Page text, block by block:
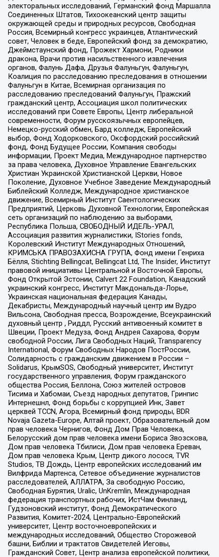
электоральных исследований, Германский фонд Маршалла
Соединенных Штатов, Тихоокеанский центр защиты
окружающей среды и природных ресурсов, Свободная
Россия, Всемирный конгресс украинцев, Атлантический
совет, Человек в беде, Европейский фонд за демократию,
Джеймстаунский фонд, Прожект Хармони, Родники
дракона, Врачи против насильственного извлечения
органов, Фалунь Дафа, Друзья Фалуньгун, Фалуньгун,
Коалиция по расследованию преследования в отношении
Фалуньгун в Китае, Всемирная организация по
расследованию преследований Фалуньгун, Пражский
гражданский центр, Ассоциация школ политических
исследований при Совете Европы, Центр либеральной
современности, Форум русскоязычных европейцев,
Немецко-русский обмен, Бард колледж, Европейский
выбор, Фонд Ходорковского, Оксфордский российский
фонд, Фонд Будущее России, Компания свободы
информации, Проект Медиа, Международное партнерство
за права человека, Духовное Управление Евангельских
Христиан Украинской Христианской Церкви, Новое
Поколение, Духовное Учебное Заведение Международный
Библейский Колледж, Международное христианское
движение, Всемирный Институт Саентологических
Предприятий, Церковь Духовной Технологии, Европейская
сеть организаций по наблюдению за выборами,
Республика Польша, СВОБОДНЫЙ ИДЕЛЬ-УРАЛ,
Ассоциация развития журналистики, IStories fonds,
Королевский Институт Международных Отношений,
КРИМСЬКА ПРАВОЗАХИСНА ГРУПА, Фонд имени Генриха
Бёлля, Stichting Bellingcat, Bellingcat Ltd, The Insider, Институт
правовой инициативы Центральной и Восточной Европы,
Фонд Открытой Эстонии, Calvert 22 Foundation, Канадский
украинский конгресс, Институт Макдональда-Лорье,
Украинская национальная федерация Канады,
Декабристы, Международный научный центр им Вудро
Вильсона, Свободная пресса, Возрождение, Всеукраинский
духовный центр , Риддл, Русский антивоенный комитет в
Швеции, Проект Медуза, Фонд Андрея Сахарова, Форум
свободной России, Лига Свободных Наций, Transparеncy
International, Форум Свободных Народов ПостРоссии,
Солидарность с гражданским движением в России –
Solidarus, КрымSOS, Свободный университет, Институт
государственного управления, Форум гражданского
общества Россия, Беллона, Союз жителей островов
Тисима и Хабомаи, Съезд народных депутатов, Гринпис
Интернешнл, Фонд борьбы с коррупцией Инк, Завет
церквей TCCN, Агора, Всемирный фонд природы, BDR
Novaja Gazeta-Europe, Алтай проект, Образовательный дом
прав человека Чернигов, Фонд Дом Прав Человека,
Белорусский дом прав человека имени Бориса Звозскова,
Дом прав человека Тбилиси, Дом прав человека Ереван,
Дом прав человека Крым, Центр дикого лосося, TVR
Studios, ТВ Дождь, Центр европейских исследований им
Вилфрида Мартенса, Сетевое объединение журналистов
расследователей, АЛЛАТРА, За свободную Россию,
Свободная Бурятия, Uralic, UnKremlin, Международная
федерация транспортных рабочих, ИстЧам Финланд,
Гудзоновский институт, Фонд Демократического
Развития, Комитет-2024, Центрально-Европейский
университет, Центр восточноевропейских и
международных исследований, Общество Сторожевой
башни, Библии и трактатов Свидетелей Иеговы,
Гражданский Совет, Центр анализа европейской политики,